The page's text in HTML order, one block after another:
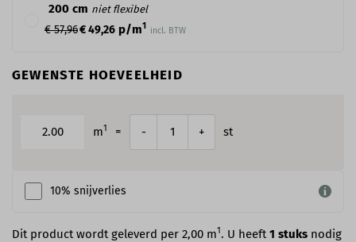
200 cm niet flexibel
€ 57,96€ 49,26 p/m1 incl. BTW
GEWENSTE HOEVEELHEID
m1 = - + st
10% snijverlies
Dit product wordt geleverd per 2,00 m1. U heeft1 stuks nodig